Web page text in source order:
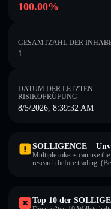
100.00%
GESAMTZAHL DER
1
DATUM DER LETZTEN
RISIKOPRÜFUNG
8/5/2026, 8:39:32 AM
SOLLIGENCE –
Multiple tokens can use
research before trading.
Top 10 der